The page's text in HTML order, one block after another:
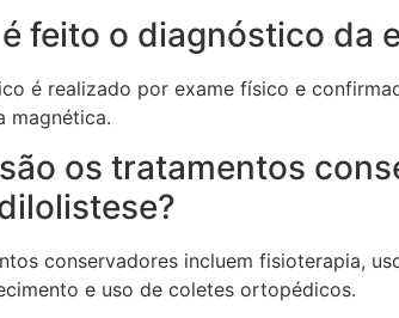
feito o diagnóstico da
é realizado por exame físico e
magnética.
os tratamentos
conservadores incluem fisioterapia,
e uso de coletes ortopédicos.